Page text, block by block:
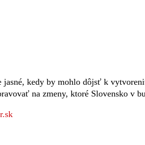
jasné, kedy by mohlo dôjsť k
na zmeny, ktoré Slovensko v